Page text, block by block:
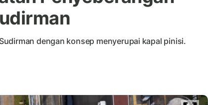
dengan konsep menyerupai kapal pinisi.